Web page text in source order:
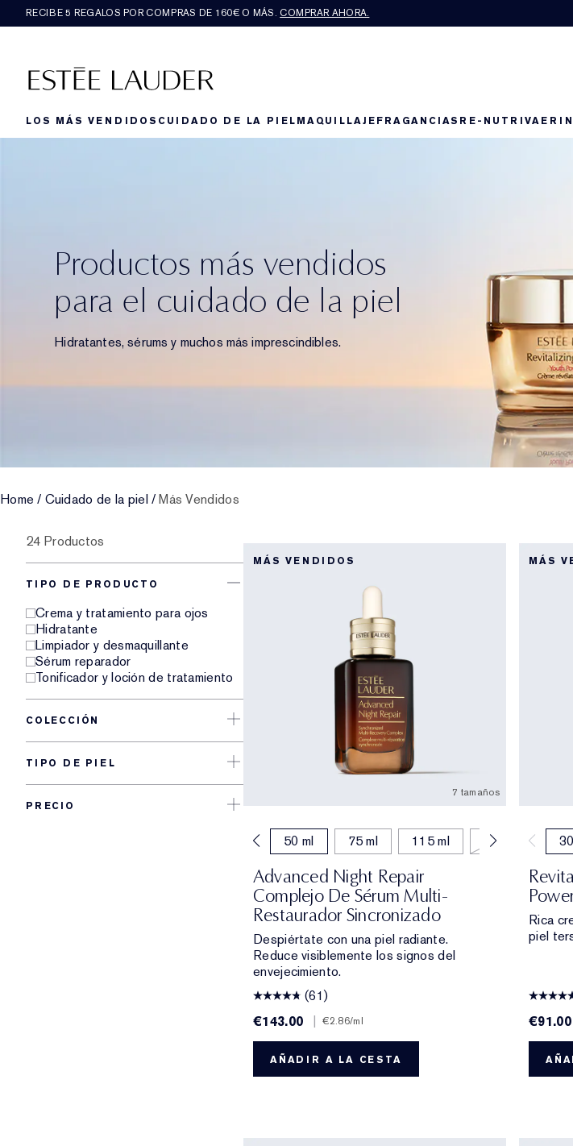
RECIBE 5 REGALOS POR COMPRAS DE 160€ O MÁS. COMPRAR AHORA.
LOS MÁS VENDIDOS CUIDADO DE LA PIELMAQUILLAJEFRAGANCIAS RE-NUTRIVAERIN
Productos más vendidos
para el cuidado de la piel
Hidratantes, sérums y muchos más imprescindibles.
Home / Cuidado de la piel/ Más Vendidos
24 Productos
TIPO DE PRODUCTO
Crema y tratamiento para ojos
Hidratante
Limpiador y desmaquillante
Sérum reparador
Tonificador y loción de tratamiento
COLECCIÓN
TIPO DE PIEL
PRECIO
MÁS VENDIDOS
7 tamaños
50 ml 75 ml 115 ml 7 ml 15 ml
Advanced Night Repair
Complejo De Sérum Multi-
Restaurador Sincronizado
Despiértate con una piel radiante.
Reduce visiblemente los signos del
envejecimiento.
(61)
€143.00
€2.86/ml
AÑADIR A LA CESTA
MÁS
Rica
piel
€91.00